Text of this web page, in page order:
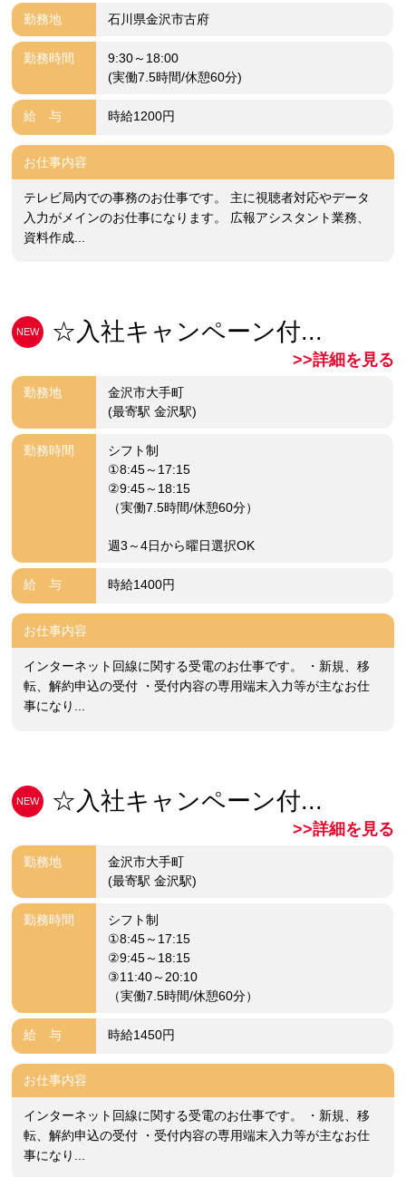
勤務地 石川県金沢市古府
勤務時間
9:30～18:00
(実働7.5時間/休憩60分)
給 与 時給1200円
お仕事内容
テレビ局内での事務のお仕事です。 主に視聴者対応やデータ
入力がメインのお仕事になります。 広報アシスタント業務、
資料作成...
NEW ☆入社キャンペーン付...
>>詳細を見る
勤務地
金沢市大手町
(最寄駅 金沢駅)
勤務時間
シフト制
①8:45～17:15
②9:45～18:15
（実働7.5時間/休憩60分）
週3～4日から曜日選択OK
給 与 時給1400円
お仕事内容
インターネット回線に関する受電のお仕事です。 ・新規、移
転、解約申込の受付 ・受付内容の専用端末入力等が主なお仕
事になり...
NEW ☆入社キャンペーン付...
>>詳細を見る
勤務地
金沢市大手町
(最寄駅 金沢駅)
勤務時間
シフト制
①8:45～17:15
②9:45～18:15
③11:40～20:10
（実働7.5時間/休憩60分）
給 与 時給1450円
お仕事内容
インターネット回線に関する受電のお仕事です。 ・新規、移
転、解約申込の受付 ・受付内容の専用端末入力等が主なお仕
事になり...